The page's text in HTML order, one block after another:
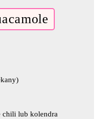
chili lub kolendra